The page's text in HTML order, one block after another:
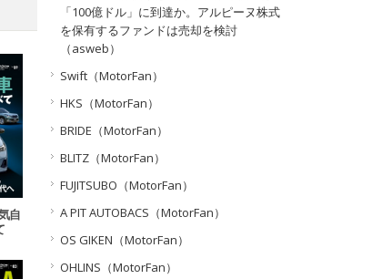
自
「100億ドル」に到達か。アルピーヌ株式
を保有するファンドは売却を検討
（asweb）
Swift（MotorFan）
HKS（MotorFan）
BRIDE（MotorFan）
BLITZ（MotorFan）
FUJITSUBO（MotorFan）
A PIT AUTOBACS（MotorFan）
OS GIKEN（MotorFan）
OHLINS（MotorFan）